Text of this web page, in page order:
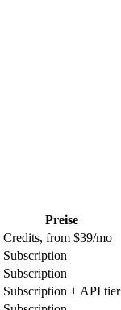
Preise
Credits, from $39/mo
Subscription
Subscription
Subscription + API tier